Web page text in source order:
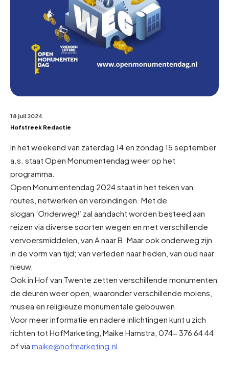
18 juli 2024
Hofstreek Redactie
In het weekend van zaterdag 14 en zondag 15 september
a.s. staat Open Monumentendag weer op het
programma.
Open Monumentendag 2024 staat in het teken van
routes, netwerken en verbindingen. Met de
slogan ‘Onderweg!’ zal aandacht worden besteed aan
reizen via diverse soorten wegen en met verschillende
vervoersmiddelen, van A naar B. Maar ook onderweg zijn
in de vorm van tijd; van verleden naar heden, van oud naar
nieuw.
Ook in Hof van Twente zetten verschillende monumenten
de deuren weer open, waaronder verschillende molens,
musea en religieuze monumentale gebouwen.
Voor meer informatie en nadere inlichtingen kunt u zich
richten tot HofMarketing, Maike Hamstra, 074- 376 64 44
of via maike@hofmarketing.nl